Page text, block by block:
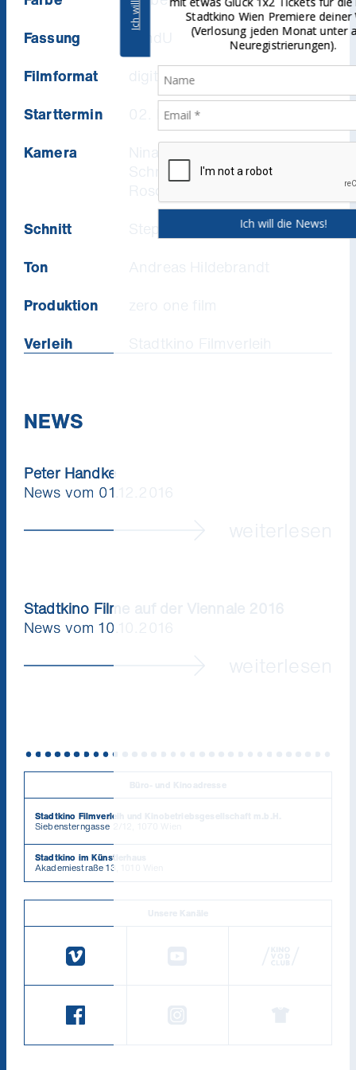
NEWS
Peter Handke
News vom 01.12.2016
Stadtkino Filme auf der Viennale 2016
News vom 10.10.2016
Fassung
OmdU
Filmformat
digital
Starttermin
02. Dezember 2016
Kamera
Nina Wesemann, Axel
Schneppat & Piotr
Rosolowski
Schnitt
Stephan Krumbiegel
Ton
Andreas Hildebrandt
Produktion
zero one film
Verleih
Stadtkino Filmverleih
Stadtkino Filmverleih und Kinobetriebsgesellschaft m.b.H.
Siebensterngasse 2/12, 1070 Wien
Stadtkino im Künstlerhaus
Akademiestraße 13, 1010 Wien
Stadtkino Wien Premiere deiner Wahl
(Verlosung jeden Monat unter allen
Neuregistrierungen).